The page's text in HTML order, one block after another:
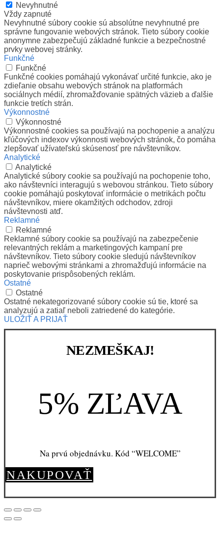
Nevyhnutné
Vždy zapnuté
Nevyhnutné súbory cookie sú absolútne nevyhnutné pre
správne fungovanie webových stránok. Tieto súbory cookie
anonymne zabezpečujú základné funkcie a bezpečnostné
prvky webovej stránky.
Funkčné
Funkčné
Funkčné cookies pomáhajú vykonávať určité funkcie, ako je
zdieľanie obsahu webových stránok na platformách
sociálnych médií, zhromažďovanie spätných väzieb a ďalšie
funkcie tretích strán.
Výkonnostné
Výkonnostné
Výkonnostné cookies sa používajú na pochopenie a analýzu
kľúčových indexov výkonnosti webových stránok, čo pomáha
zlepšovať užívateľskú skúsenosť pre návštevníkov.
Analytické
Analytické
Analytické súbory cookie sa používajú na pochopenie toho,
ako návštevníci interagujú s webovou stránkou. Tieto súbory
cookie pomáhajú poskytovať informácie o metrikách počtu
návštevníkov, miere okamžitých odchodov, zdroji
návštevnosti atď.
Reklamné
Reklamné
Reklamné súbory cookie sa používajú na zabezpečenie
relevantných reklám a marketingových kampaní pre
návštevníkov. Tieto súbory cookie sledujú návštevníkov
naprieč webovými stránkami a zhromažďujú informácie na
poskytovanie prispôsobených reklám.
Ostatné
Ostatné
Ostatné nekategorizované súbory cookie sú tie, ktoré sa
analyzujú a zatiaľ neboli zatriedené do kategórie.
ULOŽIŤ A PRIJAŤ
NEZMEŠKAJ!
5% ZĽAVA
Na prvú objednávku. Kód “WELCOME”
NAKUPOVAŤ